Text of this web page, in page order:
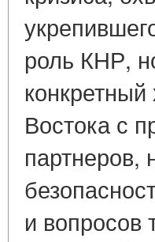
роль КНР,
Востока с
партнеров,
и вопросов